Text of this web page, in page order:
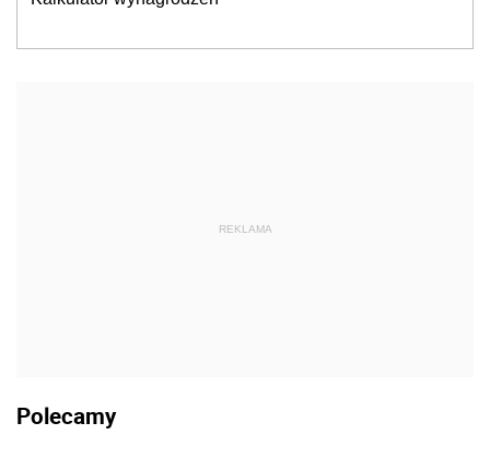
REKLAMA
Polecamy